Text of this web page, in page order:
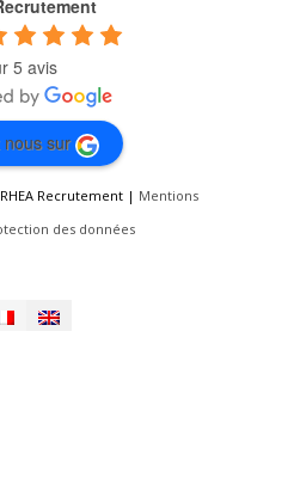
5 avis
nous sur
Recrutement | Mentions
des données